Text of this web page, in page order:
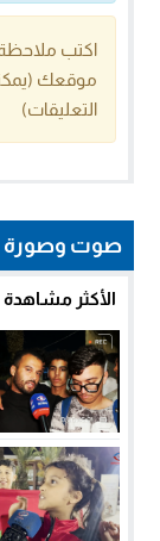
اكتب
موقعك
التعليقات)
صوت وصورة
الأكثر مشاهدة